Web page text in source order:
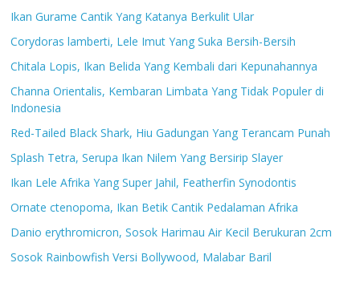
Ikan Gurame Cantik Yang Katanya Berkulit Ular
Corydoras lamberti, Lele Imut Yang Suka Bersih-Bersih
Chitala Lopis, Ikan Belida Yang Kembali dari Kepunahannya
Channa Orientalis, Kembaran Limbata Yang Tidak Populer di
Indonesia
Red-Tailed Black Shark, Hiu Gadungan Yang Terancam Punah
Splash Tetra, Serupa Ikan Nilem Yang Bersirip Slayer
Ikan Lele Afrika Yang Super Jahil, Featherfin Synodontis
Ornate ctenopoma, Ikan Betik Cantik Pedalaman Afrika
Danio erythromicron, Sosok Harimau Air Kecil Berukuran 2cm
Sosok Rainbowfish Versi Bollywood, Malabar Baril